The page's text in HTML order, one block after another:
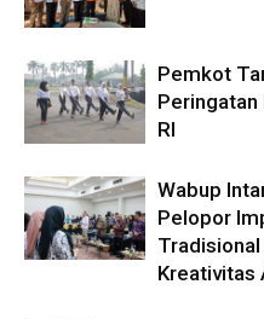
Pemkot
Peringatan
RI
Wabup
Pelopor
Kreativitas